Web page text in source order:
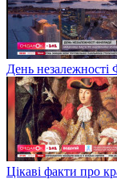
День незалежності
Цікаві факти про